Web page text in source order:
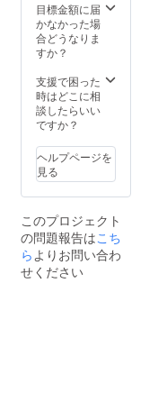
目標金額に届
かなかった場
合どうなりま
すか？
支援で困った
時はどこに相
談したらいい
ですか？
ヘルプページを
見る
このプロジェクト
の問題報告はこち
らよりお問い合わ
せください